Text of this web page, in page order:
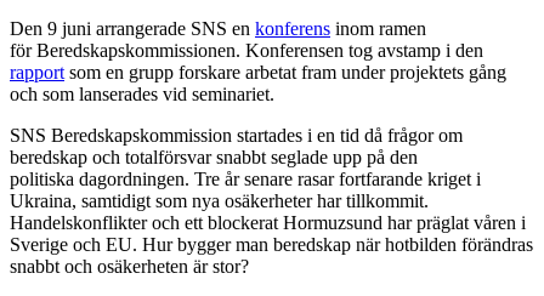
Den 9 juni arrangerade SNS en konferens inom ramen
för Beredskapskommissionen. Konferensen tog avstamp i den
rapportsom en grupp forskare arbetat fram under projektets gång
och som lanserades vid seminariet.
SNS Beredskapskommission startades i en tid då frågor om
beredskap och totalförsvar snabbt seglade upp på den
politiska dagordningen. Tre år senare rasar fortfarande kriget i
Ukraina, samtidigt som nya osäkerheter har tillkommit.
Handelskonflikter och ett blockerat Hormuzsund har präglat våren i
Sverige och EU. Hur bygger man beredskap när hotbilden förändras
snabbt och osäkerheten är stor?